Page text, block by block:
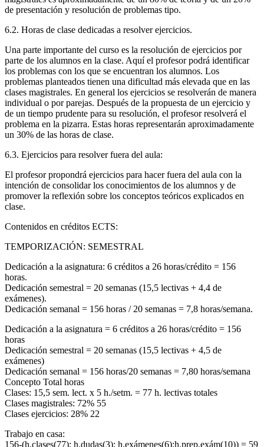
de presentación y resolución de problemas tipo.
6.2. Horas de clase dedicadas a resolver ejercicios.
Una parte importante del curso es la resolución de ejercicios por
parte de los alumnos en la clase. Aquí el profesor podrá identificar
los problemas con los que se encuentran los alumnos. Los
problemas planteados tienen una dificultad más elevada que en las
clases magistrales. En general los ejercicios se resolverán de manera
individual o por parejas. Después de la propuesta de un ejercicio y
de un tiempo prudente para su resolución, el profesor resolverá el
problema en la pizarra. Estas horas representarán aproximadamente
un 30% de las horas de clase.
6.3. Ejercicios para resolver fuera del aula:
El profesor propondrá ejercicios para hacer fuera del aula con la
intención de consolidar los conocimientos de los alumnos y de
promover la reflexión sobre los conceptos teóricos explicados en
clase.
Contenidos en créditos ECTS:
TEMPORIZACIÓN: SEMESTRAL
Dedicación a la asignatura: 6 créditos a 26 horas/crédito = 156
horas.
Dedicación semestral = 20 semanas (15,5 lectivas + 4,4 de
exámenes).
Dedicación semanal = 156 horas / 20 semanas = 7,8 horas/semana.
Dedicación a la asignatura = 6 créditos a 26 horas/crédito = 156
horas
Dedicación semestral = 20 semanas (15,5 lectivas + 4,5 de
exámenes)
Dedicación semanal = 156 horas/20 semanas = 7,80 horas/semana
Concepto Total horas
Clases: 15,5 sem. lect. x 5 h./setm. = 77 h. lectivas totales
Clases magistrales: 72% 55
Clases ejercicios: 28% 22
Trabajo en casa:
156-(h.clases(77); h.dudas(3); h.exámenes(6);h.prep.exám(10)) = 59